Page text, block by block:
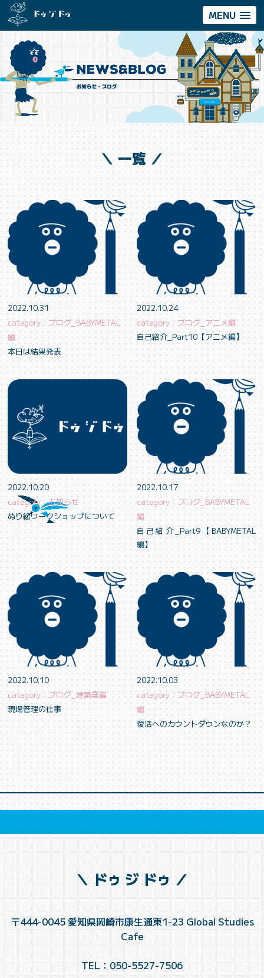
MENU
＼ 一覧 ／
2022.10.31
category：ブログ_BABYMETAL
編
本日は結果発表
2022.10.24
category：ブログ_アニメ編
自己紹介_Part10【アニメ編】
2022.10.20
category：お知らせ
ぬり絵ワークショップについて
2022.10.17
category：ブログ_BABYMETAL
編
自己紹介_Part9【BABYMETAL
編】
2022.10.10
category：ブログ_建築業編
現場管理の仕事
2022.10.03
category：ブログ_BABYMETAL
編
復活へのカウントダウンなのか？
＼ ドゥ ジ ドゥ ／
〒444-0045 愛知県岡崎市康生通東1-23 Global Studies
Cafe
TEL：050-5527-7506